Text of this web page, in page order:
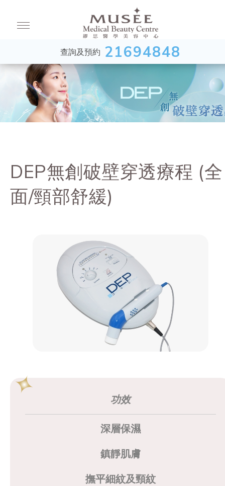
查詢及預約 21694848
DEP無創破壁穿透療程 (全
面/頸部舒緩)
功效
深層保濕
鎮靜肌膚
撫平細紋及頸紋